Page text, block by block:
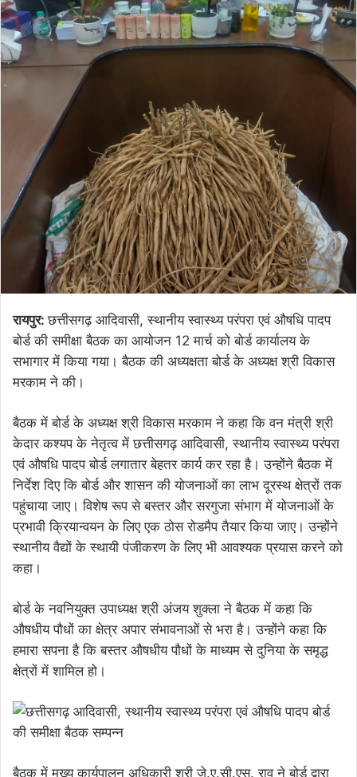
रायपुर:छत्तीसगढ़ आदिवासी, स्थानीय स्वास्थ्य परंपरा एवं औषधि पादप
बोर्ड की समीक्षा बैठक का आयोजन 12 मार्च को बोर्ड कार्यालय के
सभागार में किया गया। बैठक की अध्यक्षता बोर्ड के अध्यक्ष श्री विकास
मरकाम ने की।
बैठक में बोर्ड के अध्यक्ष श्री विकास मरकाम ने कहा कि वन मंत्री श्री
केदार कश्यप के नेतृत्व में छत्तीसगढ़ आदिवासी, स्थानीय स्वास्थ्य परंपरा
एवं औषधि पादप बोर्ड लगातार बेहतर कार्य कर रहा है। उन्होंने बैठक में
निर्देश दिए कि बोर्ड और शासन की योजनाओं का लाभ दूरस्थ क्षेत्रों तक
पहुंचाया जाए। विशेष रूप से बस्तर और सरगुजा संभाग में योजनाओं के
प्रभावी क्रियान्वयन के लिए एक ठोस रोडमैप तैयार किया जाए। उन्होंने
स्थानीय वैद्यों के स्थायी पंजीकरण के लिए भी आवश्यक प्रयास करने को
कहा।
बोर्ड के नवनियुक्त उपाध्यक्ष श्री अंजय शुक्ला ने बैठक में कहा कि
औषधीय पौधों का क्षेत्र अपार संभावनाओं से भरा है। उन्होंने कहा कि
हमारा सपना है कि बस्तर औषधीय पौधों के माध्यम से दुनिया के समृद्ध
क्षेत्रों में शामिल हो।
बैठक में मुख्य कार्यपालन अधिकारी श्री जे.ए.सी.एस. राव ने बोर्ड द्वारा